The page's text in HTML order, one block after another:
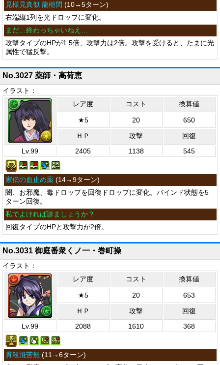
見様見真似 龍槌閃 (10→5ターン)
右端縦1列を光ドロップに変化。
まだ…終わっちゃいねえ…
攻撃タイプのHPが1.5倍、攻撃力は2倍。攻撃を受けると、たまに光
属性で猛反撃。
No.3027 薬師・高荷恵
イラスト：
レア度 コスト 換算値
★5 20
650
ＨＰ
攻撃
回復
Lv.99
2405 1138 545
家伝の血止め薬 (14→9ターン)
闇、お邪魔、毒ドロップを回復ドロップに変化。バインド状態を5
ターン回復。
私でよければ診ましょうか？
回復タイプのHPと攻撃力が2倍。
No.3031 御庭番衆くノ一・巻町操
イラスト：
レア度 コスト 換算値
★5 20
653
ＨＰ
攻撃
回復
Lv.99
2088 1610 368
貫殺飛苦無 (11→6ターン)